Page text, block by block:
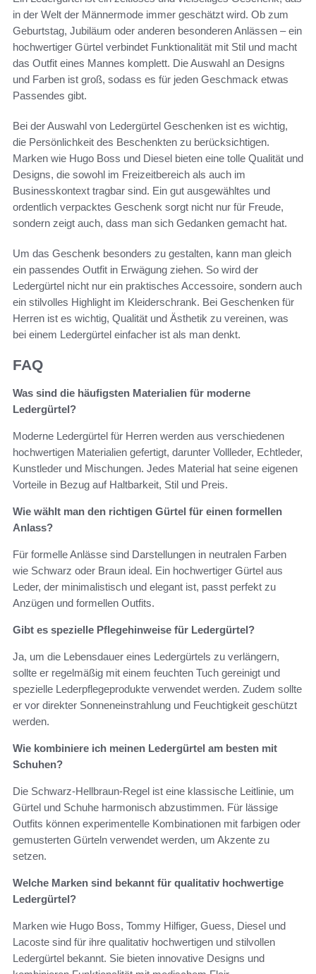
in der Welt der Männermode immer geschätzt wird. Ob zum
Geburtstag, Jubiläum oder anderen besonderen Anlässen – ein
hochwertiger Gürtel verbindet Funktionalität mit Stil und macht
das Outfit eines Mannes komplett. Die Auswahl an Designs
und Farben ist groß, sodass es für jeden Geschmack etwas
Passendes gibt.
Bei der Auswahl von Ledergürtel Geschenken ist es wichtig,
die Persönlichkeit des Beschenkten zu berücksichtigen.
Marken wie Hugo Boss und Diesel bieten eine tolle Qualität und
Designs, die sowohl im Freizeitbereich als auch im
Businesskontext tragbar sind. Ein gut ausgewähltes und
ordentlich verpacktes Geschenk sorgt nicht nur für Freude,
sondern zeigt auch, dass man sich Gedanken gemacht hat.
Um das Geschenk besonders zu gestalten, kann man gleich
ein passendes Outfit in Erwägung ziehen. So wird der
Ledergürtel nicht nur ein praktisches Accessoire, sondern auch
ein stilvolles Highlight im Kleiderschrank. Bei Geschenken für
Herren ist es wichtig, Qualität und Ästhetik zu vereinen, was
bei einem Ledergürtel einfacher ist als man denkt.
FAQ
Was sind die häufigsten Materialien für moderne
Ledergürtel?
Moderne Ledergürtel für Herren werden aus verschiedenen
hochwertigen Materialien gefertigt, darunter Vollleder, Echtleder,
Kunstleder und Mischungen. Jedes Material hat seine eigenen
Vorteile in Bezug auf Haltbarkeit, Stil und Preis.
Wie wählt man den richtigen Gürtel für einen formellen
Anlass?
Für formelle Anlässe sind Darstellungen in neutralen Farben
wie Schwarz oder Braun ideal. Ein hochwertiger Gürtel aus
Leder, der minimalistisch und elegant ist, passt perfekt zu
Anzügen und formellen Outfits.
Gibt es spezielle Pflegehinweise für Ledergürtel?
Ja, um die Lebensdauer eines Ledergürtels zu verlängern,
sollte er regelmäßig mit einem feuchten Tuch gereinigt und
spezielle Lederpflegeprodukte verwendet werden. Zudem sollte
er vor direkter Sonneneinstrahlung und Feuchtigkeit geschützt
werden.
Wie kombiniere ich meinen Ledergürtel am besten mit
Schuhen?
Die Schwarz-Hellbraun-Regel ist eine klassische Leitlinie, um
Gürtel und Schuhe harmonisch abzustimmen. Für lässige
Outfits können experimentelle Kombinationen mit farbigen oder
gemusterten Gürteln verwendet werden, um Akzente zu
setzen.
Welche Marken sind bekannt für qualitativ hochwertige
Ledergürtel?
Marken wie Hugo Boss, Tommy Hilfiger, Guess, Diesel und
Lacoste sind für ihre qualitativ hochwertigen und stilvollen
Ledergürtel bekannt. Sie bieten innovative Designs und